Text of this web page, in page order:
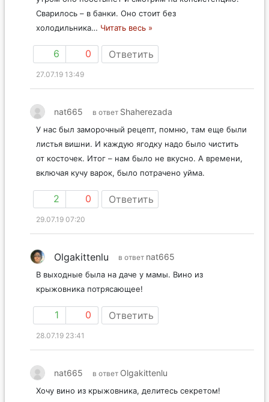
Сварилось – в банки. Оно стоит без
холодильника… Читать весь »
6 0 Ответить
27.07.19 13:49
nat665 в ответ Shaherezada
У нас был заморочный рецепт, помню, там еще были
листья вишни. И каждую ягодку надо было чистить
от косточек. Итог – нам было не вкусно. А времени,
включая кучу варок, было потрачено уйма.
2 0 Ответить
29.07.19 07:20
Olgakittenlu в ответ nat665
В выходные была на даче у мамы. Вино из
крыжовника потрясающее!
1 0 Ответить
28.07.19 23:41
nat665 в ответ Olgakittenlu
Хочу вино из крыжовника, делитесь секретом!